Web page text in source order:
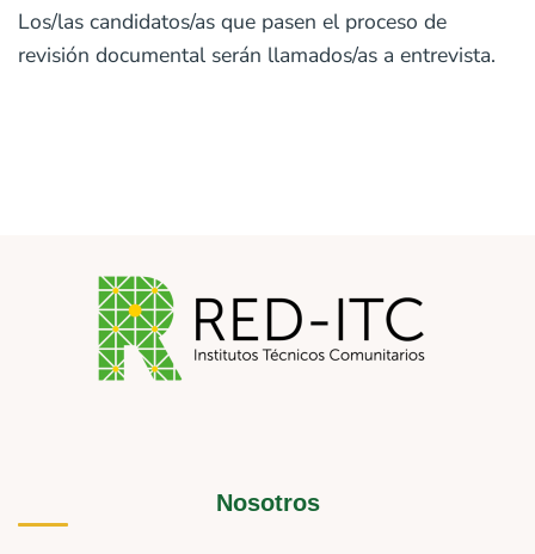
Los/las candidatos/as que pasen el proceso de
revisión documental serán llamados/as a entrevista.
Nosotros